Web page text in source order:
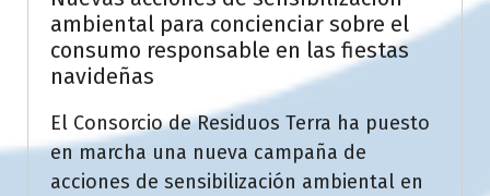
ambiental para concienciar sobre el
consumo responsable en las fiestas
navideñas
El Consorcio de Residuos Terra ha puesto
en marcha una nueva campaña de
acciones de sensibilización ambiental en